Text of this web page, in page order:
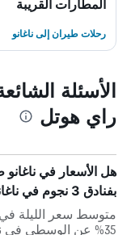
المطارات القريبة
رحلات طيران إلى ناغانو
الأسئلة
راي هوتل
هل الأسعار في ناغانو
بفنادق 3 نجوم في ناغانو؟
متوسط سعر الليلة